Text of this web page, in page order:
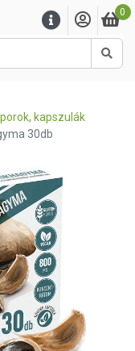
0
kapszulák
30db